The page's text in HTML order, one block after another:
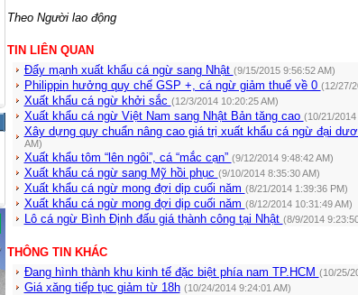
Theo Người lao động
TIN LIÊN QUAN
Đẩy mạnh xuất khẩu cá ngừ sang Nhật (9/15/2015 9:56:52 AM)
Philippin hưởng quy chế GSP +, cá ngừ giảm thuế về 0 (12/27/
Xuất khẩu cá ngừ khởi sắc (12/3/2014 10:20:25 AM)
Xuất khẩu cá ngừ Việt Nam sang Nhật Bản tăng cao (10/21/2014
Xây dựng quy chuẩn nâng cao giá trị xuất khẩu cá ngừ đại
AM)
Xuất khẩu tôm “lên ngôi”, cá “mắc cạn” (9/12/2014 9:48:42 AM)
Xuất khẩu cá ngừ sang Mỹ hồi phục (9/10/2014 8:35:30 AM)
Xuất khẩu cá ngừ mong đợi dịp cuối năm (8/21/2014 1:39:36 PM)
Xuất khẩu cá ngừ mong đợi dịp cuối năm (8/12/2014 10:31:49 AM)
Lô cá ngừ Bình Định đấu giá thành công tại Nhật (8/9/2014
THÔNG TIN KHÁC
Đang hình thành khu kinh tế đặc biệt phía nam TP.HCM (10/25/
Giá xăng tiếp tục giảm từ 18h (10/24/2014 9:24:01 AM)